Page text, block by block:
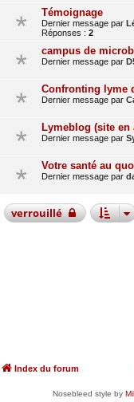
Témoignage
Dernier message par
Réponses : 2
campus de
Dernier message par
Confronting lyme
Dernier message par
Lymeblog (site en
Dernier message par
Votre santé au
Dernier message par
verrouillé
Index du forum
Nosebleed style by